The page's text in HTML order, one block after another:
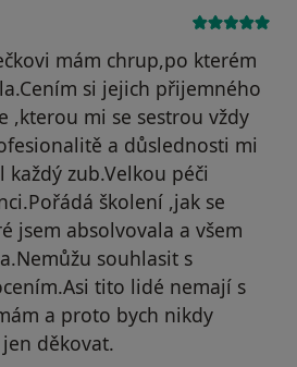
mám chrup,po kterém
si jejich přijemného
,kterou mi se sestrou vždy
a důslednosti mi
zub.Velkou péči
školení ,jak se
jsem absolvovala a všem
souhlasit s
tito lidé nemají s
a proto bych nikdy
děkovat.